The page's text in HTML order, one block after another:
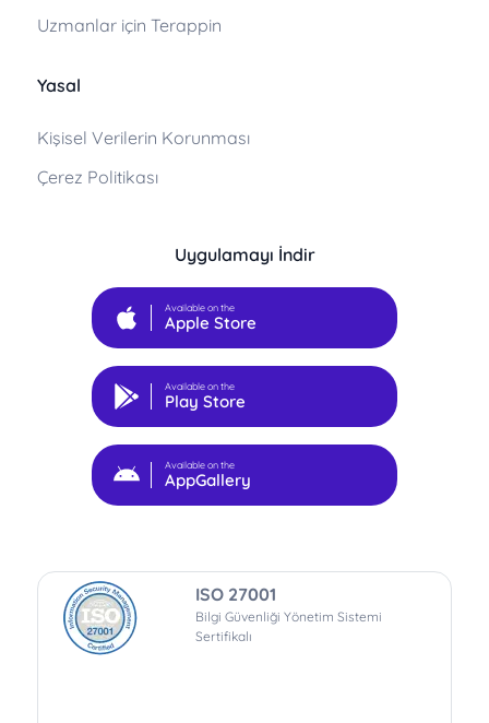
Uzmanlar için Terappin
Yasal
Kişisel Verilerin Korunması
Çerez Politikası
Uygulamayı İndir
Available on the
Apple Store
Available on the
Play Store
Available on the
AppGallery
ISO 27001
Bilgi Güvenliği Yönetim Sistemi
Sertifikalı